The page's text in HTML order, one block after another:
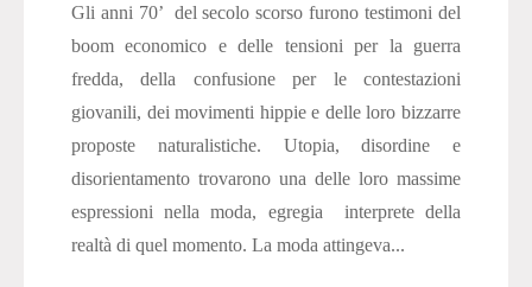
Gli anni 70’ del secolo scorso furono testimoni del
boom economico e delle tensioni per la guerra
fredda, della confusione per le contestazioni
giovanili, dei movimenti hippie e delle loro bizzarre
proposte naturalistiche. Utopia, disordine e
disorientamento trovarono una delle loro massime
espressioni nella moda, egregia interprete della
realtà di quel momento. La moda attingeva...